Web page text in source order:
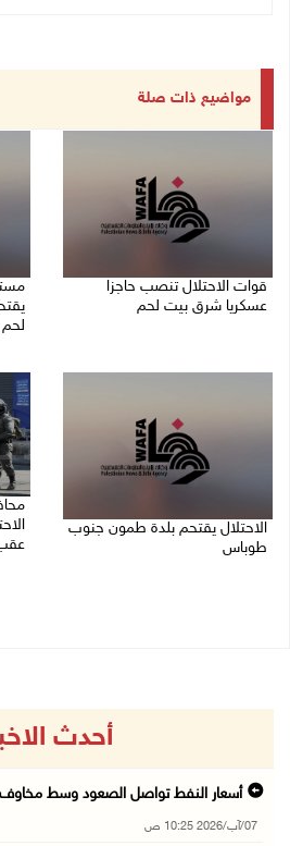
مواضيع ذات صلة
قوات الاحتلال تنصب حاجزا
عسكريا شرق بيت لحم
لحم
الاحتلال يقتحم بلدة طمون جنوب
طوباس
أحدث
أسعار النفط تواصل الصعود وسط
07/آب/2026 10:25 ص